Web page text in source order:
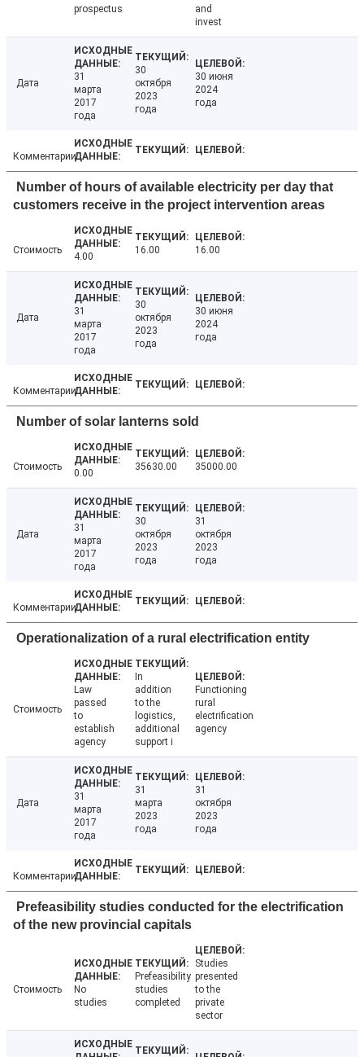
prospectus
and
invest
Дата
31
марта
2017
года
30
октября
2023
года
30 июня
2024
года
Комментарии
Number of hours of available electricity per day that
customers receive in the project intervention areas
Стоимость
4.00
16.00 16.00
Дата
31
марта
2017
года
30
октября
2023
года
30 июня
2024
года
Комментарии
Number of solar lanterns sold
Стоимость
0.00
35630.00 35000.00
Дата
31
марта
2017
года
30
октября
2023
года
31
октября
2023
года
Комментарии
Operationalization of a rural electrification entity
Стоимость
Law
passed
to
establish
agency
In
addition
to the
logistics,
additional
support i
Functioning
rural
electrification
agency
Дата
31
марта
2017
года
31
марта
2023
года
31
октября
2023
года
Комментарии
Prefeasibility studies conducted for the electrification
of the new provincial capitals
Стоимость
No
studies
Prefeasibility
studies
completed
Studies
presented
to the
private
sector